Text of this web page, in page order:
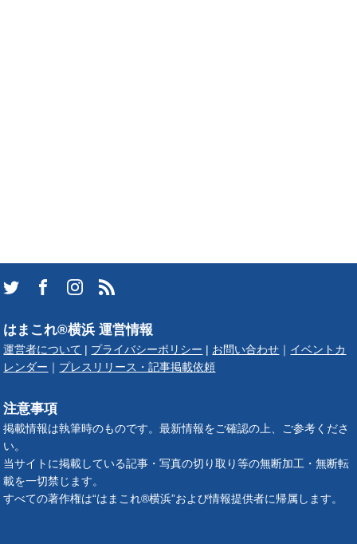
はまこれ®横浜 運営情報
運営者について プライバシーポリシー お問い合わせ
イベントカ
レンダー
プレスリリース・記事掲載依頼
注意事項
掲載情報は執筆時のものです。最新情報をご確認の上、ご参考くださ
い。
当サイトに掲載している記事・写真の切り取り等の無断加工・無断転
載を一切禁じます。
すべての著作権は“はまこれ®横浜”および情報提供者に帰属します。